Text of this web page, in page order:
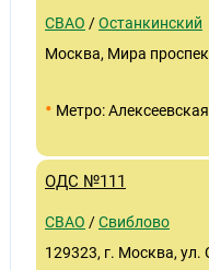
СВАО /Останкинский
Москва, Мира
• Метро: Алексеевская
ОДС №111
СВАО /Свиблово
129323, г. Москва, ул.